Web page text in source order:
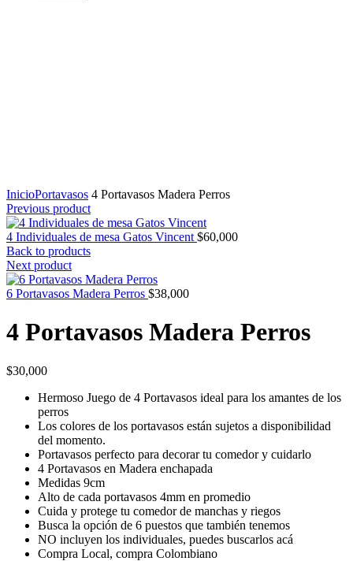
InicioPortavasos 4 Portavasos Madera Perros
Previous product
4 Individuales de mesa Gatos Vincent $60,000
Back to products
Next product
6 Portavasos Madera Perros $38,000
4 Portavasos Madera Perros
$30,000
Hermoso Juego de 4 Portavasos ideal para los amantes de los
perros
Los colores de los portavasos están sujetos a disponibilidad
del momento.
Portavasos perfecto para decorar tu comedor y cuidarlo
4 Portavasos en Madera enchapada
Medidas 9cm
Alto de cada portavasos 4mm en promedio
Cuida y protege tu comedor de manchas y riegos
Busca la opción de 6 puestos que también tenemos
NO incluyen los individuales, puedes buscarlos acá
Compra Local, compra Colombiano